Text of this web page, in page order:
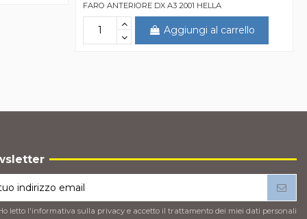
FARO ANTERIORE DX A3 2001 HELLA
Aggiungi al carrello
letto l'informativa sulla privacy e accetto il trattamento dei miei dati personali